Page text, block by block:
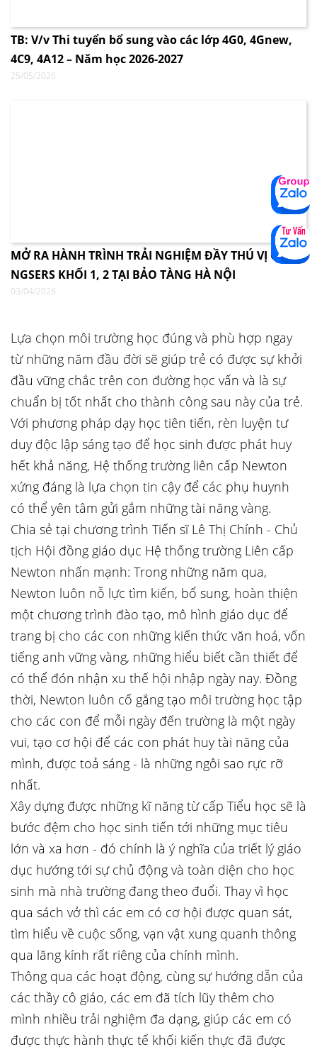
TB: V/v Thi tuyển bổ sung vào các lớp 4G0, 4Gnew,
4C9, 4A12 – Năm học 2026-2027
25/05/2026
MỞ RA HÀNH TRÌNH TRẢI NGHIỆM ĐẦY THÚ VỊ CÙNG
NGSERS KHỐI 1, 2 TẠI BẢO TÀNG HÀ NỘI
03/04/2026
Lựa chọn môi trường học đúng và phù hợp ngay
từ những năm đầu đời sẽ giúp trẻ có được sự khởi
đầu vững chắc trên con đường học vấn và là sự
chuẩn bị tốt nhất cho thành công sau này của trẻ.
Với phương pháp dạy học tiên tiến, rèn luyện tư
duy độc lập sáng tạo để học sinh được phát huy
hết khả năng, Hệ thống trường liên cấp Newton
xứng đáng là lựa chọn tin cậy để các phụ huynh
có thể yên tâm gửi gắm những tài năng vàng.
Chia sẻ tại chương trình Tiến sĩ Lê Thị Chính - Chủ
tịch Hội đồng giáo dục Hệ thống trường Liên cấp
Newton nhấn mạnh: Trong những năm qua,
Newton luôn nỗ lực tìm kiến, bổ sung, hoàn thiện
một chương trình đào tạo, mô hình giáo dục để
trang bị cho các con những kiến thức văn hoá, vốn
tiếng anh vững vàng, những hiểu biết cần thiết để
có thể đón nhận xu thế hội nhập ngày nay. Đồng
thời, Newton luôn cố gắng tạo môi trường học tập
cho các con để mỗi ngày đến trường là một ngày
vui, tạo cơ hội để các con phát huy tài năng của
mình, được toả sáng - là những ngôi sao rực rỡ
nhất.
Xây dựng được những kĩ năng từ cấp Tiểu học sẽ là
bước đệm cho học sinh tiến tới những mục tiêu
lớn và xa hơn - đó chính là ý nghĩa của triết lý giáo
dục hướng tới sự chủ động và toàn diện cho học
sinh mà nhà trường đang theo đuổi. Thay vì học
qua sách vở thì các em có cơ hội được quan sát,
tìm hiểu về cuộc sống, vạn vật xung quanh thông
qua lăng kính rất riêng của chính mình.
Thông qua các hoạt động, cùng sự hướng dẫn của
các thầy cô giáo, các em đã tích lũy thêm cho
mình nhiều trải nghiệm đa dạng, giúp các em có
được thực hành thực tế khối kiến thực đã được